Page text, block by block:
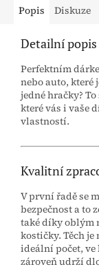
Popis Diskuze
Detailní
Perfektním
nebo auto, které
jedné hračky?
které vás i vaše
vlastností.
Kvalitní
V první řadě se
bezpečnost a to
také díky oblým
kostičky. Těch
ideální počet, ve
zároveň udrží